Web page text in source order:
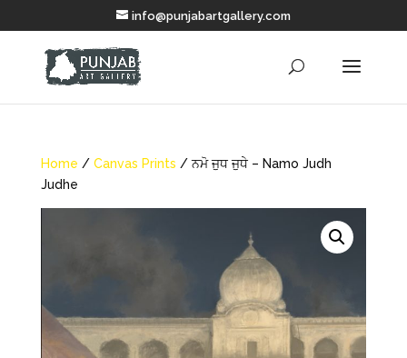
info@punjabartgallery.com
Home / Canvas Prints / ਨਮੋ ਜੁਧ ਜੁਧੇ – Namo Judh
Judhe